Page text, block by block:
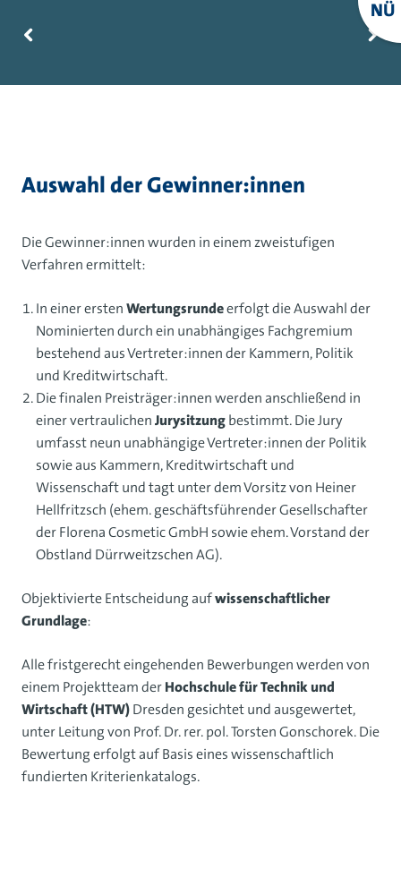
NÜ
Auswahl der Gewinner:innen
Die Gewinner:innen wurden in einem zweistufigen
Verfahren ermittelt:
In einer ersten Wertungsrundeerfolgt die Auswahl der
Nominierten durch ein unabhängiges Fachgremium
bestehend aus Vertreter:innen der Kammern, Politik
und Kreditwirtschaft.
Die finalen Preisträger:innen werden anschließend in
einer vertraulichen Jurysitzung bestimmt. Die Jury
umfasst neun unabhängige Vertreter:innen der Politik
sowie aus Kammern, Kreditwirtschaft und
Wissenschaft und tagt unter dem Vorsitz von Heiner
Hellfritzsch (ehem. geschäftsführender Gesellschafter
der Florena Cosmetic GmbH sowie ehem. Vorstand der
Obstland Dürrweitzschen AG).
Objektivierte Entscheidung aufwissenschaftlicher
Grundlage:
Alle fristgerecht eingehenden Bewerbungen werden von
einem Projektteam der Hochschule für Technik und
Wirtschaft (HTW) Dresden gesichtet und ausgewertet,
unter Leitung von Prof. Dr. rer. pol. Torsten Gonschorek. Die
Bewertung erfolgt auf Basis eines wissenschaftlich
fundierten Kriterienkatalogs.